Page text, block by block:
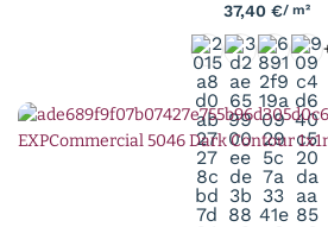
37,40 €/ m²